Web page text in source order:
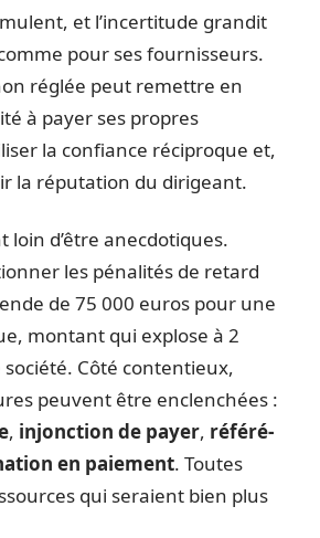
et l’incertitude grandit
pour ses fournisseurs.
réglée peut remettre en
à payer ses propres
la confiance réciproque et,
la réputation du dirigeant.
loin d’être anecdotiques.
les pénalités de retard
de 75 000 euros pour une
montant qui explose à 2
Côté contentieux,
peuvent être enclenchées :
, injonction de payer, référé-
en paiement. Toutes
qui seraient bien plus